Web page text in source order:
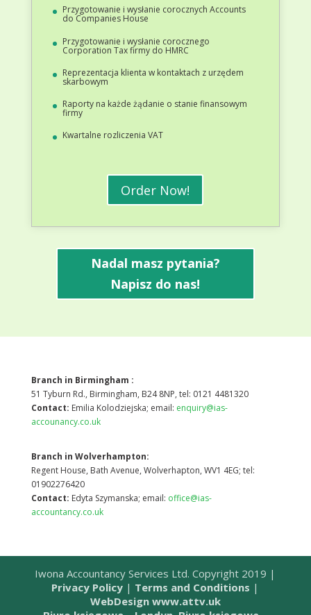
Przygotowanie i wysłanie corocznych Accounts
do Companies House
Przygotowanie i wysłanie corocznego
Corporation Tax firmy do HMRC
Reprezentacja klienta w kontaktach z urzędem
skarbowym
Raporty na każde żądanie o stanie finansowym
firmy
Kwartalne rozliczenia VAT
Order Now!
Nadal masz pytania?
Napisz do nas!
Branch in Birmingham :
51 Tyburn Rd., Birmingham, B24 8NP, tel: 0121 4481320
Contact: Emilia Kolodziejska; email: enquiry@ias-
accounancy.co.uk
Branch in Wolverhampton:
Regent House, Bath Avenue, Wolverhapton, WV1 4EG; tel:
01902276420
Contact: Edyta Szymanska; email: office@ias-
accountancy.co.uk
Iwona Accountancy Services Ltd. Copyright 2019 |
Privacy Policy | Terms and Conditions |
WebDesign www.attv.uk